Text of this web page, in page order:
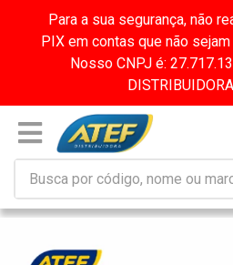
Para a sua segurança, não
PIX em contas que não
Nosso CNPJ é: